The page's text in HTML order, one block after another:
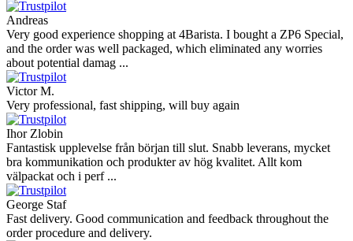
Andreas
Very good experience shopping at 4Barista. I bought a ZP6 Special,
and the order was well packaged, which eliminated any worries
about potential damag ...
Victor M.
Very professional, fast shipping, will buy again
Ihor Zlobin
Fantastisk upplevelse från början till slut. Snabb leverans, mycket
bra kommunikation och produkter av hög kvalitet. Allt kom
välpackat och i perf ...
George Staf
Fast delivery. Good communication and feedback throughout the
order procedure and delivery.